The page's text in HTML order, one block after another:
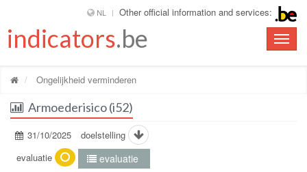
NL Other official information and services:
Toggle
indicators.be
Ongelijkheid verminderen
Armoederisico (i52)
31/10/2025
doelstelling
evaluatie
evaluatie